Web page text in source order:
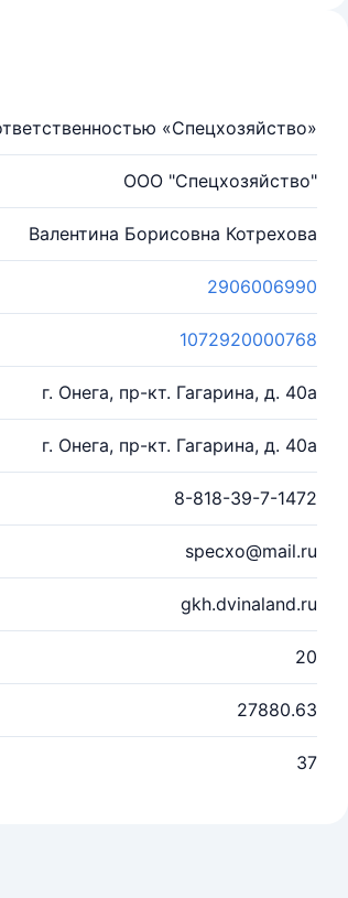
«Спецхозяйство»
ООО "Спецхозяйство"
Валентина Борисовна Котрехова
2906006990
1072920000768
г. Онега, пр-кт. Гагарина, д. 40а
г. Онега, пр-кт. Гагарина, д. 40а
8-818-39-7-1472
specxo@mail.ru
gkh.dvinaland.ru
20
27880.63
37